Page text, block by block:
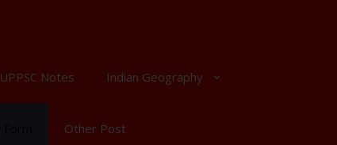
UPPSC Notes Indian Geography
Other Post